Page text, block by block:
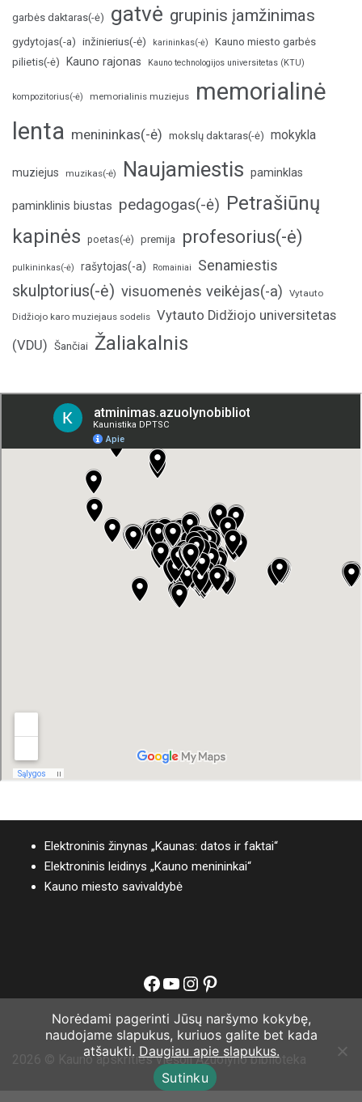
garbės daktaras(-ė) gatvė grupinis įamžinimas
gydytojas(-a) inžinierius(-ė) karininkas(-ė)
Kauno miesto garbės
pilietis(-ė)
Kauno rajonas Kauno technologijos universitetas (KTU)
kompozitorius(-ė) memorialinis muziejus
memorialinė
lenta menininkas(-ė) mokslų daktaras(-ė) mokykla
muziejus muzikas(-ė) Naujamiestis paminklas
paminklinis biustas pedagogas(-ė) Petrašiūnų
kapinės poetas(-ė) premija profesorius(-ė)
pulkininkas(-ė) rašytojas(-a) Romainiai Senamiestis
skulptorius(-ė) visuomenės veikėjas(-a) Vytauto
Didžiojo karo muziejaus sodelis Vytauto Didžiojo universitetas
(VDU) Šančiai Žaliakalnis
Elektroninis žinynas „Kaunas: datos ir faktai“
Elektroninis leidinys „Kauno menininkai“
Kauno miesto savivaldybė
Facebook
YouTube
Instagram
Pinterest
2026 © Kauno apskrities viešoji Ąžuolyno biblioteka
Norėdami pagerinti Jūsų naršymo kokybę,
naudojame slapukus, kuriuos galite bet kada
atšaukti. Daugiau apie slapukus.
Sutinku